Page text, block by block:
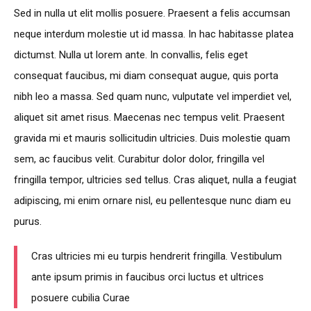
Sed in nulla ut elit mollis posuere. Praesent a felis accumsan
neque interdum molestie ut id massa. In hac habitasse platea
dictumst. Nulla ut lorem ante. In convallis, felis eget
consequat faucibus, mi diam consequat augue, quis porta
nibh leo a massa. Sed quam nunc, vulputate vel imperdiet vel,
aliquet sit amet risus. Maecenas nec tempus velit. Praesent
gravida mi et mauris sollicitudin ultricies. Duis molestie quam
sem, ac faucibus velit. Curabitur dolor dolor, fringilla vel
fringilla tempor, ultricies sed tellus. Cras aliquet, nulla a feugiat
adipiscing, mi enim ornare nisl, eu pellentesque nunc diam eu
purus.
Cras ultricies mi eu turpis hendrerit fringilla. Vestibulum
ante ipsum primis in faucibus orci luctus et ultrices
posuere cubilia Curae